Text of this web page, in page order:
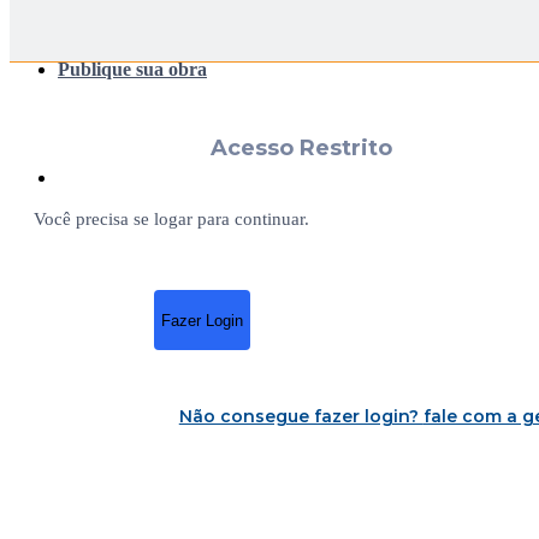
Publique sua obra
Acesso Restrito
Você precisa se logar para continuar.
Fazer Login
Não consegue fazer login? fale com a